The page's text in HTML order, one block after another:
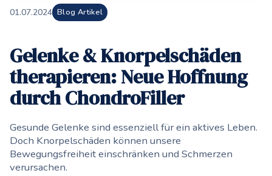
01.07.2024 Blog Artikel
Gelenke & Knorpelschäden
therapieren: Neue Hoffnung
durch ChondroFiller
Gesunde Gelenke sind essenziell für ein aktives Leben.
Doch Knorpelschäden können unsere
Bewegungsfreiheit einschränken und Schmerzen
verursachen.